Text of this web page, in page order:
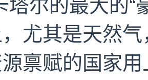
尤其是天然
禀赋的国家